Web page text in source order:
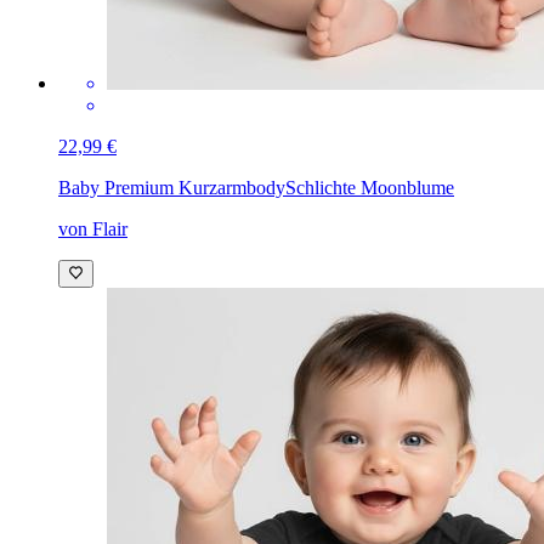
22,99 €
Baby Premium KurzarmbodySchlichte Moonblume
von Flair